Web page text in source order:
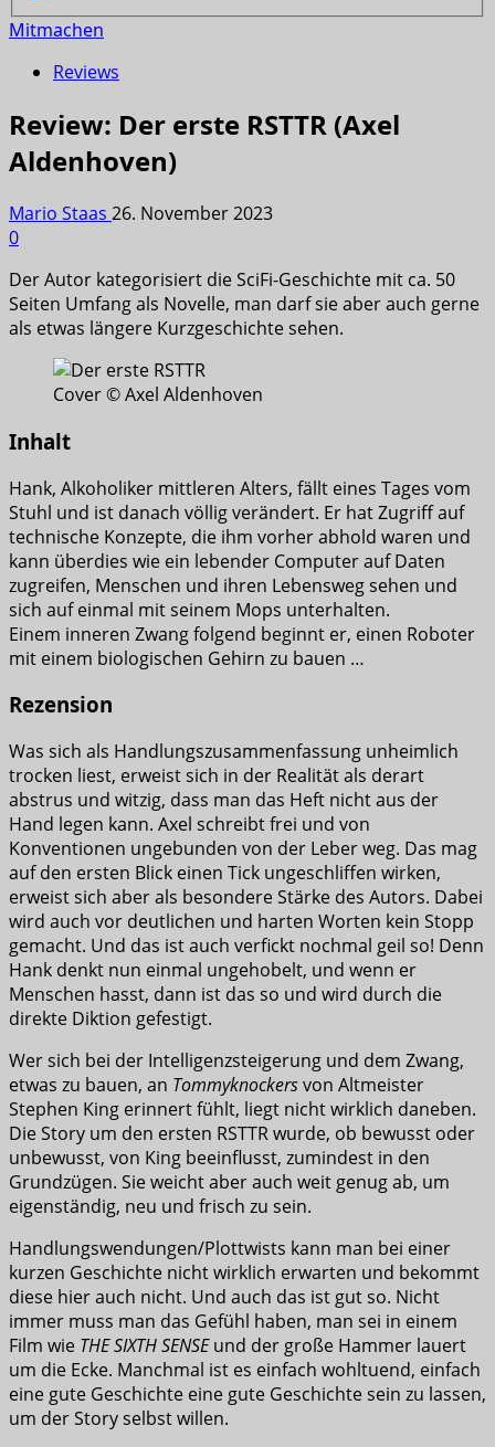
Mitmachen
Reviews
Review: Der erste RSTTR (Axel
Aldenhoven)
Mario Staas 26. November 2023
0
Der Autor kategorisiert die SciFi-Geschichte mit ca. 50
Seiten Umfang als Novelle, man darf sie aber auch gerne
als etwas längere Kurzgeschichte sehen.
Cover © Axel Aldenhoven
Inhalt
Hank, Alkoholiker mittleren Alters, fällt eines Tages vom
Stuhl und ist danach völlig verändert. Er hat Zugriff auf
technische Konzepte, die ihm vorher abhold waren und
kann überdies wie ein lebender Computer auf Daten
zugreifen, Menschen und ihren Lebensweg sehen und
sich auf einmal mit seinem Mops unterhalten.
Einem inneren Zwang folgend beginnt er, einen Roboter
mit einem biologischen Gehirn zu bauen …
Rezension
Was sich als Handlungszusammenfassung unheimlich
trocken liest, erweist sich in der Realität als derart
abstrus und witzig, dass man das Heft nicht aus der
Hand legen kann. Axel schreibt frei und von
Konventionen ungebunden von der Leber weg. Das mag
auf den ersten Blick einen Tick ungeschliffen wirken,
erweist sich aber als besondere Stärke des Autors. Dabei
wird auch vor deutlichen und harten Worten kein Stopp
gemacht. Und das ist auch verfickt nochmal geil so! Denn
Hank denkt nun einmal ungehobelt, und wenn er
Menschen hasst, dann ist das so und wird durch die
direkte Diktion gefestigt.
Wer sich bei der Intelligenzsteigerung und dem Zwang,
etwas zu bauen, an Tommyknockersvon Altmeister
Stephen King erinnert fühlt, liegt nicht wirklich daneben.
Die Story um den ersten RSTTR wurde, ob bewusst oder
unbewusst, von King beeinflusst, zumindest in den
Grundzügen. Sie weicht aber auch weit genug ab, um
eigenständig, neu und frisch zu sein.
Handlungswendungen/Plottwists kann man bei einer
kurzen Geschichte nicht wirklich erwarten und bekommt
diese hier auch nicht. Und auch das ist gut so. Nicht
immer muss man das Gefühl haben, man sei in einem
Film wie THE SIXTH SENSEund der große Hammer lauert
um die Ecke. Manchmal ist es einfach wohltuend, einfach
eine gute Geschichte eine gute Geschichte sein zu lassen,
um der Story selbst willen.